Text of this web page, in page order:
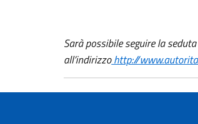
Sarà possibile seguire la
all’indirizzohttp://